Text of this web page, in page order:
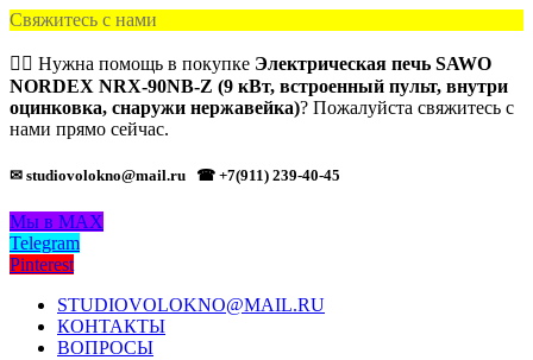
Свяжитесь с нами
🙋‍♂️ Нужна помощь в покупке Электрическая печь SAWO
NORDEX NRX-90NB-Z (9 кВт, встроенный пульт, внутри
оцинковка, снаружи нержавейка)? Пожалуйста свяжитесь с
нами прямо сейчас.
✉ studiovolokno@mail.ru ☎ +7(911) 239-40-45
Мы в MAX
Telegram
Pinterest
STUDIOVOLOKNO@MAIL.RU
КОНТАКТЫ
ВОПРОСЫ